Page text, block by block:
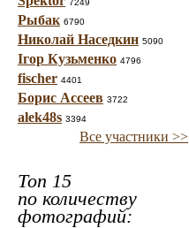
7249
Рыбак 6790
Николай Наседкин 5090
Ігор Кузьменко 4796
fischer 4401
Борис Ассеев 3722
alek48s 3394
Все участники >>
Топ 15
по количеству
фотографий: